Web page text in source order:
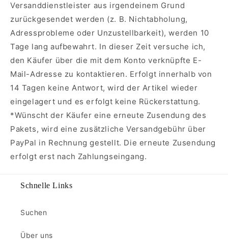
Versanddienstleister aus irgendeinem Grund
zurückgesendet werden (z. B. Nichtabholung,
Adressprobleme oder Unzustellbarkeit), werden 10
Tage lang aufbewahrt. In dieser Zeit versuche ich,
den Käufer über die mit dem Konto verknüpfte E-
Mail-Adresse zu kontaktieren. Erfolgt innerhalb von
14 Tagen keine Antwort, wird der Artikel wieder
eingelagert und es erfolgt keine Rückerstattung.
*Wünscht der Käufer eine erneute Zusendung des
Pakets, wird eine zusätzliche Versandgebühr über
PayPal in Rechnung gestellt. Die erneute Zusendung
erfolgt erst nach Zahlungseingang.
Schnelle Links
Suchen
Über uns